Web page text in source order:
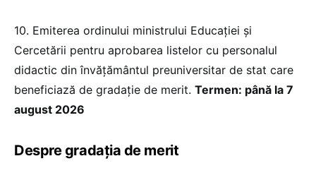
10. Emiterea ordinului ministrului Educației și
Cercetării pentru aprobarea listelor cu personalul
didactic din învăţământul preuniversitar de stat care
beneficiază de gradaţie de merit. Termen: până la 7
august 2026
Despre gradația de merit